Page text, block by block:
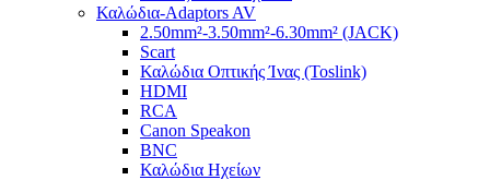
Καλώδια-Adaptors AV
2.50mm²-3.50mm²-6.30mm² (JACK)
Scart
Καλώδια Οπτικής Ίνας (Toslink)
HDMI
RCA
Canon Speakon
BNC
Καλώδια Ηχείων